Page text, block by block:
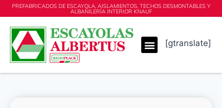
PREFABRICADOS DE ESCAYOLA, AISLAMIENTOS, TECHOS DESMONTABLES Y
ALBAÑILERÍA INTERIOR KNAUF
[gtranslate]